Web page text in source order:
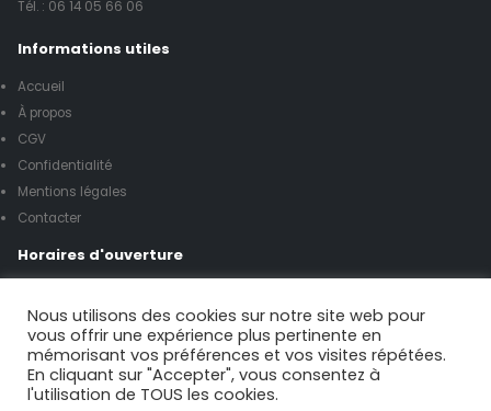
Tél. : 06 14 05 66 06
Informations utiles
Accueil
À propos
CGV
Confidentialité
Mentions légales
Contacter
Horaires d'ouverture
Samedi de 9h00 à 12h00
Nous utilisons des cookies sur notre site web pour
vous offrir une expérience plus pertinente en
mémorisant vos préférences et vos visites répétées.
En cliquant sur "Accepter", vous consentez à
l'utilisation de TOUS les cookies.